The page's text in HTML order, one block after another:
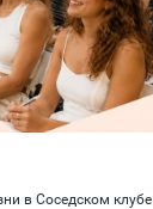
в Соседском клубе